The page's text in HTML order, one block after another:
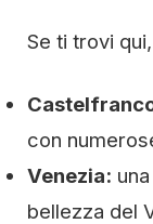
Se ti trovi
con
Venezia:
bellezza del